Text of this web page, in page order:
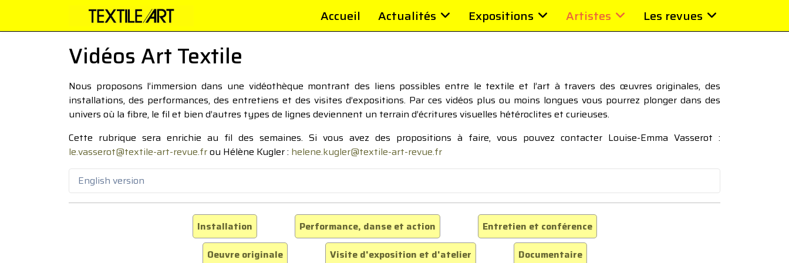
Accueil Actualités Expositions Artistes Les revues
Vidéos Art Textile
Nous proposons l’immersion dans une vidéothèque montrant des liens possibles entre le textile et l’art à travers des œuvres originales, des
installations, des performances, des entretiens et des visites d’expositions. Par ces vidéos plus ou moins longues vous pourrez plonger dans des
univers où la fibre, le fil et bien d’autres types de lignes deviennent un terrain d’écritures visuelles hétéroclites et curieuses.
Cette rubrique sera enrichie au fil des semaines. Si vous avez des propositions à faire, vous pouvez contacter Louise-Emma Vasserot :
le.vasserot@textile-art-revue.frou Hélène Kugler : helene.kugler@textile-art-revue.fr
English version
Installation Performance, danse et action
Entretien et conférence
Oeuvre originale
Visite d'exposition et d'atelier Documentaire